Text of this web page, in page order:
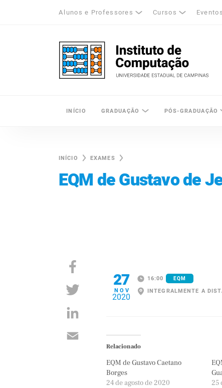
Alunos e Professores Cursos Eventos
Unicamp - Universidade Estadual de
INÍCIO GRADUAÇÃO PÓS-GRADUAÇÃO
INÍCIO EXAMES
EQM de Gustavo de
27
NOV
2020
16:00 EQM
INTEGRALMENTE A
Relacionado
EQM de Gustavo Caetano
Borges
24 de agosto de 2020
25